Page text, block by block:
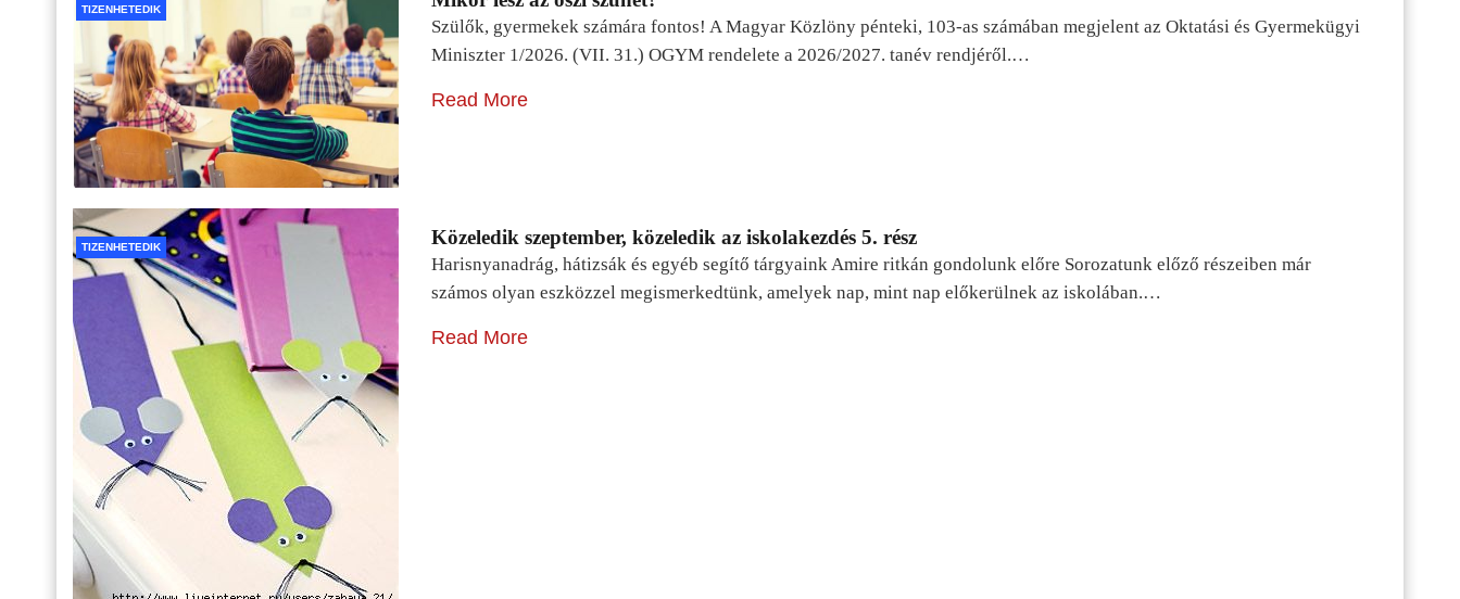
TIZENHETEDIK
Szülők, gyermekek számára fontos! A Magyar Közlöny pénteki, 103-as számában megjelent az Oktatási és Gyermekügyi
Miniszter 1/2026. (VII. 31.) OGYM rendelete a 2026/2027. tanév rendjéről.…
Read More
TIZENHETEDIK Közeledik szeptember, közeledik az iskolakezdés 5. rész
Harisnyanadrág, hátizsák és egyéb segítő tárgyaink Amire ritkán gondolunk előre Sorozatunk előző részeiben már
számos olyan eszközzel megismerkedtünk, amelyek nap, mint nap előkerülnek az iskolában.…
Read More